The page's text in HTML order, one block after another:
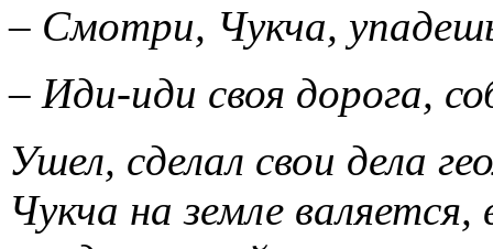
– Смотри, Чукча,
– Иди-иди своя дорога,
Ушел, сделал свои дела
Чукча на земле валяется,